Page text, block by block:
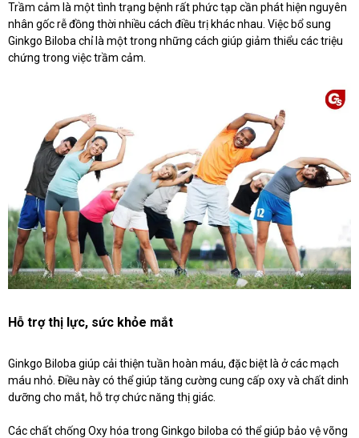
Trầm cảm là một tình trạng bệnh rất phức tạp cần phát hiện nguyên
nhân gốc rễ đồng thời nhiều cách điều trị khác nhau. Việc bổ sung
Ginkgo Biloba chỉ là một trong những cách giúp giảm thiểu các triệu
chứng trong việc trầm cảm.
Hỗ trợ thị lực, sức khỏe mắt
Ginkgo Biloba giúp cải thiện tuần hoàn máu, đặc biệt là ở các mạch
máu nhỏ. Điều này có thể giúp tăng cường cung cấp oxy và chất dinh
dưỡng cho mắt, hỗ trợ chức năng thị giác.
Các chất chống Oxy hóa trong Ginkgo biloba có thể giúp bảo vệ võng